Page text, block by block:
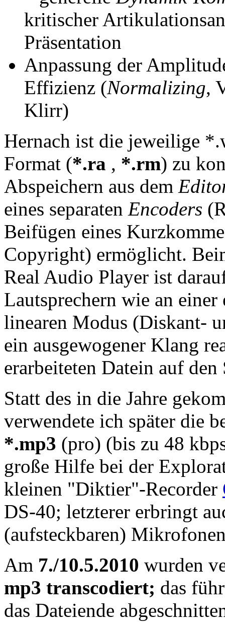
kritischer
Präsentation
Anpassung der
Effizienz (Normalizing,
Klirr)
Hernach ist die jeweilige
Format (*.ra , *.rm) zu
Abspeichern aus dem
eines separaten Encoders
Beifügen eines
Copyright) ermöglicht.
Real Audio Player ist
Lautsprechern wie an
linearen Modus (Diskant-
ein ausgewogener Klang
erarbeiteten Datein auf den
Statt des in die Jahre
verwendete ich später die
*.mp3 (pro) (bis zu 48
große Hilfe bei der
kleinen "Diktier"-Recorder
DS-40; letzterer erbringt
(aufsteckbaren)
Am 7./10.5.2010 wurden
mp3 transcodiert; das
das Dateiende